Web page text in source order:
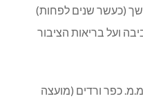
(כעשר שנים לפחות)
ועל בריאות הציבור
מ.מ. כפר ורדים (מועצה